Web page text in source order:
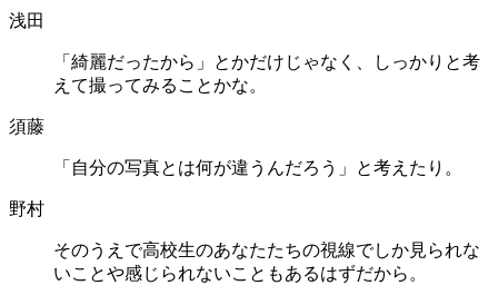
浅田
「綺麗だったから」とかだけじゃなく、しっかりと考
えて撮ってみることかな。
須藤
「自分の写真とは何が違うんだろう」と考えたり。
野村
そのうえで高校生のあなたたちの視線でしか見られな
いことや感じられないこともあるはずだから。